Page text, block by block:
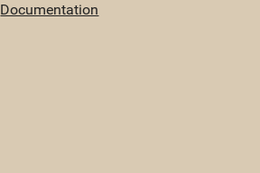
Documentation